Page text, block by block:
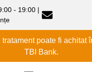
- 19:00 |
poate fi achitat
TBI Bank.